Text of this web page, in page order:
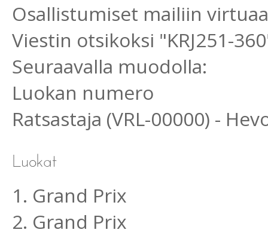
Osallistumiset mailiin
Viestin otsikoksi "KRJ251-
Seuraavalla muodolla:
Luokan numero
Ratsastaja (VRL-00000) -
1. Grand Prix
2. Grand Prix